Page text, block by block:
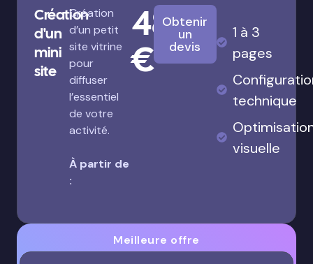
Création
d'un
mini
site
Création
d’un petit
site vitrine
pour
diffuser
l’essentiel
de votre
activité.
À partir de
:
480
€
Obtenir
un
devis
1 à 3
pages
technique
visuelle
Meilleure offre